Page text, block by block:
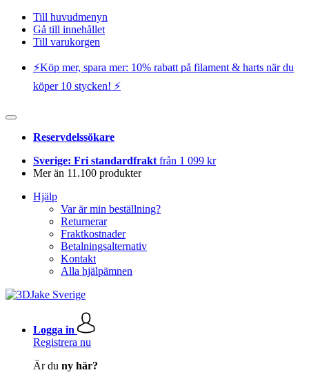
Till huvudmenyn
Gå till innehållet
Till varukorgen
⚡️Köp mer, spara mer: 10% rabatt på filament & harts när du
köper 10 stycken! ⚡️
Reservdelssökare
Sverige: Fri standardfrakt från 1 099 kr
Mer än 11.100 produkter
Hjälp
Var är min beställning?
Returnerar
Fraktkostnader
Betalningsalternativ
Kontakt
Alla hjälpämnen
Logga in
Registrera nu
Är du ny här?